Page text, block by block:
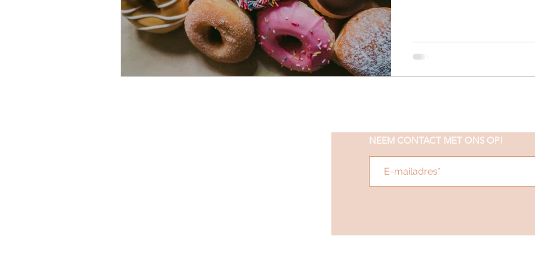
NEEM CONTACT MET ONS OP!